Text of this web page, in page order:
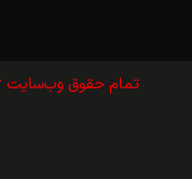
تمام حقوق وب‌سايت Muvi.ir برای